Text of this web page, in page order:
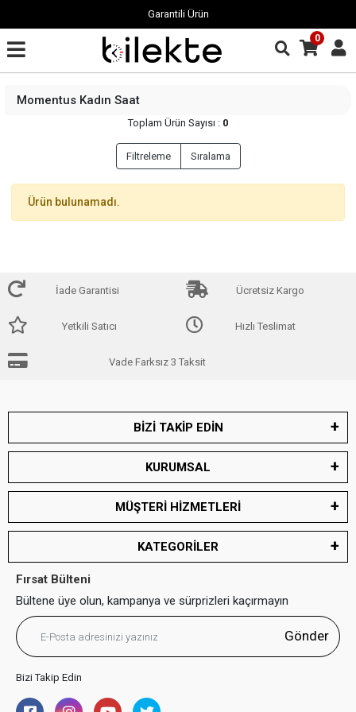
Garantili Ürün
0
Momentus Kadın Saat
Toplam Ürün Sayısı : 0
Filtreleme Sıralama
Ürün bulunamadı.
İade Garantisi Ücretsiz Kargo
Yetkili Satıcı Hızlı Teslimat
Vade Farksız 3 Taksit
BİZİ TAKİP EDİN
KURUMSAL
MÜŞTERİ HİZMETLERİ
KATEGORİLER
Fırsat Bülteni
Bültene üye olun, kampanya ve sürprizleri kaçırmayın
Gönder
Bizi Takip Edin